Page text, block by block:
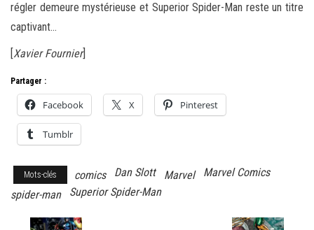
régler demeure mystérieuse et Superior Spider-Man reste un titre
captivant…
[Xavier Fournier]
Partager :
Facebook X Pinterest
Tumblr
Mots-clés comics Dan Slott Marvel
Marvel Comics
spider-man
Superior Spider-Man